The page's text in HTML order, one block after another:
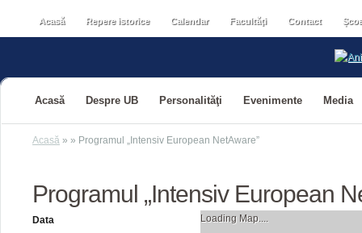
Acasă Repere istorice Calendar Facultăţi Contact
Acasă Despre UB Personalităţi Evenimente Media
Acasă » » Programul „Intensiv European NetAware”
Programul „Intensiv European
Loading Map....
Data